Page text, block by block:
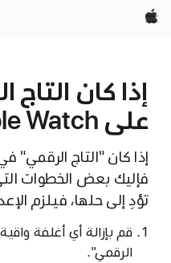
Apple‏
إذا كان
على Apple Watch
فإليك بعض الخطوات
تؤدِ إلى حلها، فيلزم
قم بإزالة أي أغلفة
الرقمي".